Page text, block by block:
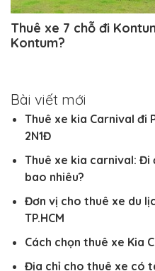
Thuê xe 7 chỗ đi
Kontum?
Bài viết mới
Thuê xe kia Carnival đi
2N1Đ
Thuê xe kia carnival: Đi
bao nhiêu?
Đơn vị cho thuê xe du
TP.HCM
Cách chọn thuê xe Kia
Địa chỉ cho thuê xe có